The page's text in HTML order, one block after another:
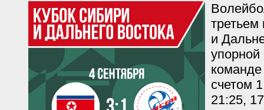
и
упорной
счетом
21:25,